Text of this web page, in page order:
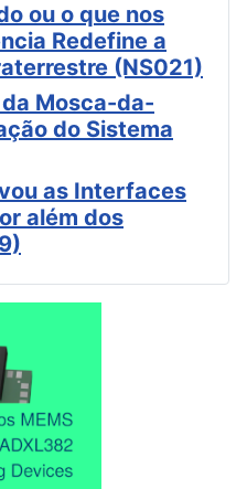
ou o que nos
Redefine a
(NS021)
Mosca-da-
do Sistema
as Interfaces
além dos